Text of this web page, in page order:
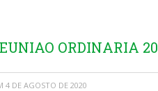
ORDINARIA
4 DE AGOSTO DE 2020